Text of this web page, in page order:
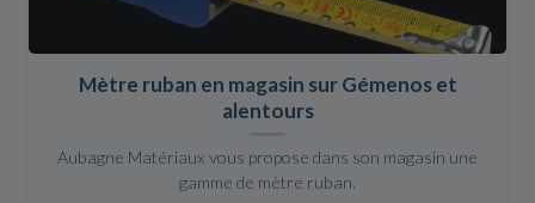
Mètre ruban en magasin sur Gémenos et
alentours
Aubagne Matériaux vous propose dans son magasin une
gamme de mètre ruban.